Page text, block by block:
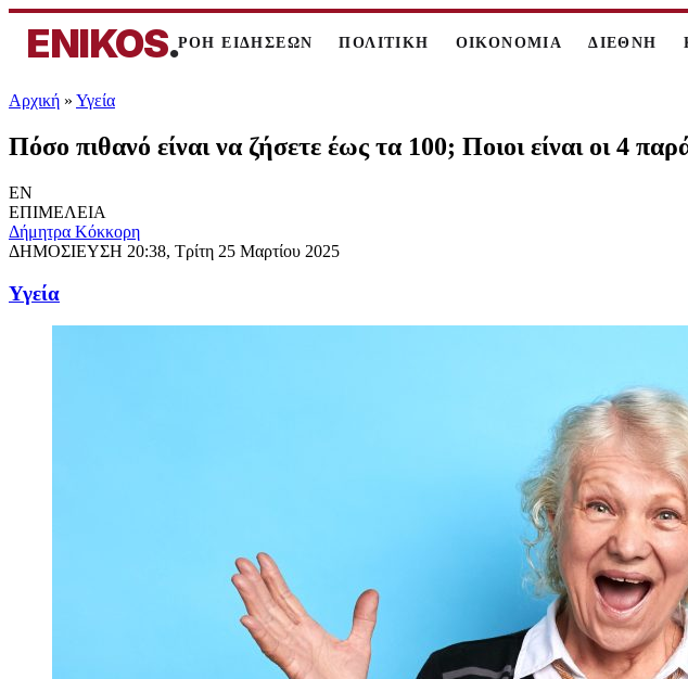
ENIKOS.ΡΟΗ ΕΙΔΗΣΕΩΝ ΠΟΛΙΤΙΚΗ ΟΙΚΟΝΟΜΙΑ ΔΙΕΘΝΗ
Αρχική » Υγεία
Πόσο πιθανό είναι να ζήσετε έως τα 100; Ποιοι είναι οι 4
EN
ΕΠΙΜΕΛΕΙΑ
Δήμητρα Κόκκορη
ΔΗΜΟΣΙΕΥΣΗ 20:38, Τρίτη 25 Μαρτίου 2025
Υγεία